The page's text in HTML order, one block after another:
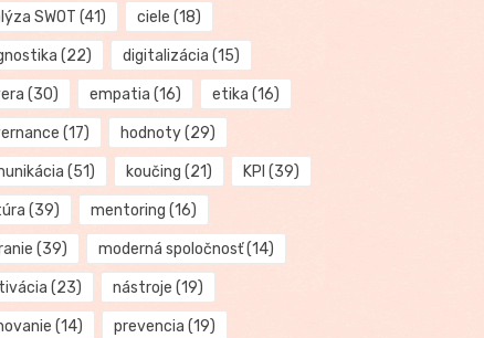
SWOT (41) ciele (18)
(22) digitalizácia (15)
(30) empatia (16) etika (16)
(17) hodnoty(29)
(51) koučing (21) KPI (39)
(39) mentoring (16)
(39) moderná spoločnosť(14)
(23) nástroje (19)
(14) prevencia (19)